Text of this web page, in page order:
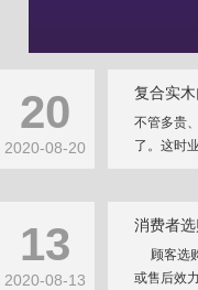
20
2020-08-20
复合实
不管多贵
了。这时
13
2020-08-13
消费者
顾客选
或售后效